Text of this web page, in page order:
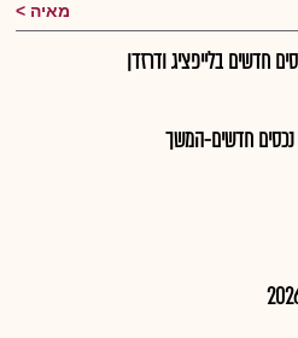
מאיה
חדשים בלייפציג ודרזדן
נכסים חדשים-המשך